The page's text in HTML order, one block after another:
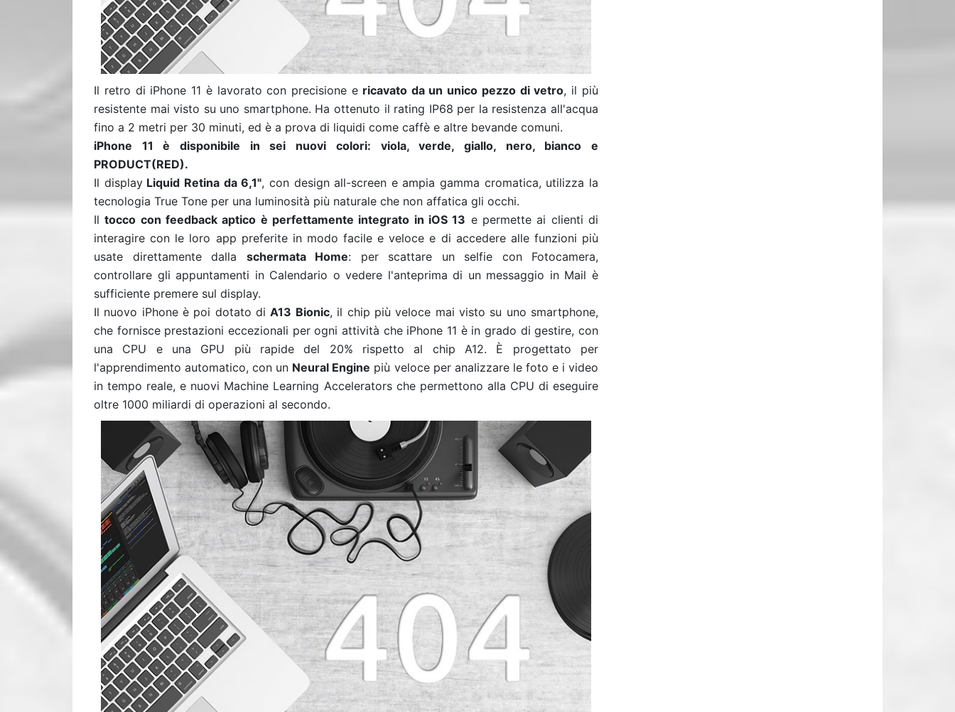
Il retro di iPhone 11 è lavorato con precisione e ricavato da un unico pezzo di vetro, il più
resistente mai visto su uno smartphone. Ha ottenuto il rating IP68 per la resistenza all'acqua
fino a 2 metri per 30 minuti, ed è a prova di liquidi come caffè e altre bevande comuni.
iPhone 11 è disponibile in sei nuovi colori: viola, verde, giallo, nero, bianco e
PRODUCT(RED).
Il displayLiquid Retina da 6,1", con design all-screen e ampia gamma cromatica, utilizza la
tecnologia True Tone per una luminosità più naturale che non affatica gli occhi.
Iltocco con feedback aptico è perfettamente integrato in iOS 13 e permette ai clienti di
interagire con le loro app preferite in modo facile e veloce e di accedere alle funzioni più
usate direttamente dalla schermata Home: per scattare un selfie con Fotocamera,
controllare gli appuntamenti in Calendario o vedere l'anteprima di un messaggio in Mail è
sufficiente premere sul display.
Il nuovo iPhone è poi dotato diA13 Bionic, il chip più veloce mai visto su uno smartphone,
che fornisce prestazioni eccezionali per ogni attività che iPhone 11 è in grado di gestire, con
una CPU e una GPU più rapide del 20% rispetto al chip A12. È progettato per
l'apprendimento automatico, con un Neural Engine più veloce per analizzare le foto e i video
in tempo reale, e nuovi Machine Learning Accelerators che permettono alla CPU di eseguire
oltre 1000 miliardi di operazioni al secondo.